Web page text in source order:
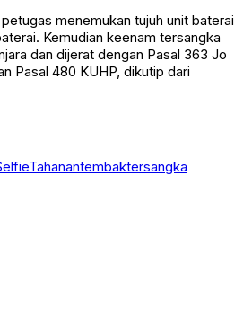
menemukan tujuh unit baterai
Kemudian keenam tersangka
dan dijerat dengan Pasal 363 Jo
Pasal 480 KUHP, dikutip dari
Tahanantembaktersangka